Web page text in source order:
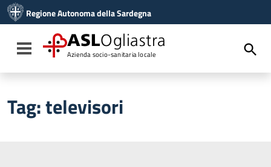
Vai al menu di navigazione
Vai al footer
Regione Autonoma della Sardegna
Toggle navigation
ASLOgliastra
Azienda socio-sanitaria locale
Tag:televisori